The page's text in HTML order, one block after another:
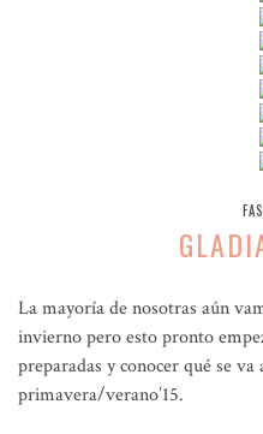
La mayoría de nosotras aún
invierno pero esto pronto
preparadas y conocer qué se
primavera/verano’15.